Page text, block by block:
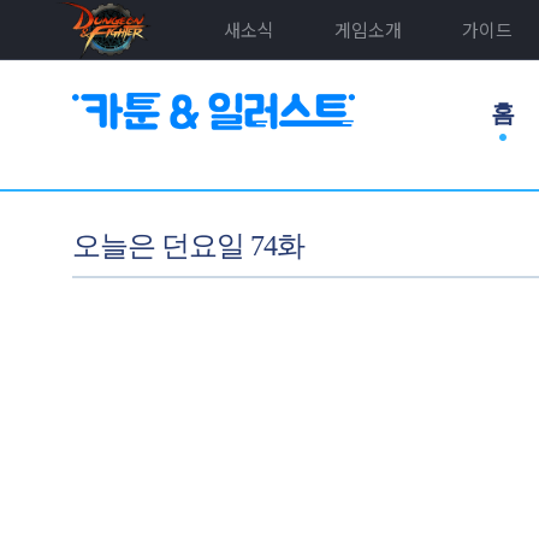
새소식 게임소개 가이드
홈
오늘은 던요일 74화